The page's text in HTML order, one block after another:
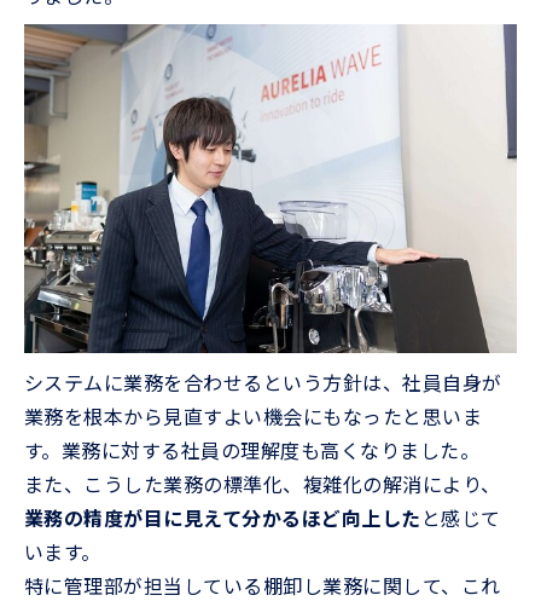
システムに業務を合わせるという方針は、社員自身が
業務を根本から見直すよい機会にもなったと思いま
す。業務に対する社員の理解度も高くなりました。
また、こうした業務の標準化、複雑化の解消により、
業務の精度が目に見えて分かるほど向上した と感じて
います。
特に管理部が担当している棚卸し業務に関して、これ